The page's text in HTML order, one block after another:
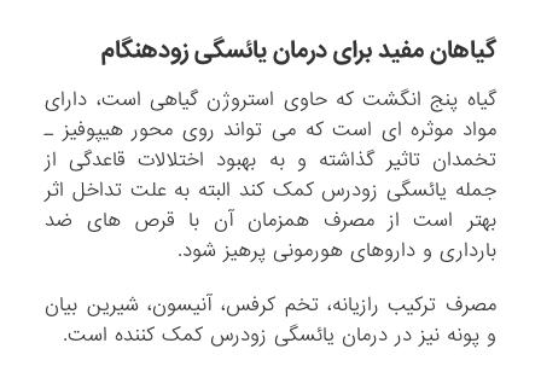
گیاهان مفید برای درمان یائسگی زودهنگام
گیاه پنج انگشت که حاوی استروژن گیاهی است، دارای
مواد موثره ای است که می تواند روی محور هیپوفیز ـ
تخمدان تاثیر گذاشته و به بهبود اختلالات قاعدگی از
جمله یائسگی زودرس کمک کند البته به علت تداخل اثر
بهتر است از مصرف همزمان آن با قرص های ضد
بارداری و داروهای هورمونی پرهیز شود.
مصرف ترکیب رازیانه، تخم کرفس، آنیسون، شیرین بیان
و پونه نیز در درمان یائسگی زودرس کمک کننده است.